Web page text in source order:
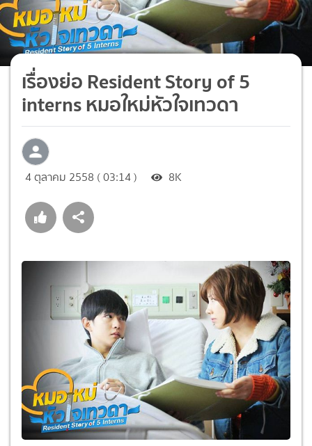
เรื่องย่อ Resident Story of 5
interns หมอใหม่หัวใจเทวดา
4 ตุลาคม 2558 ( 03:14 ) 8K